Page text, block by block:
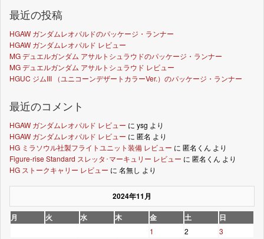
最近の投稿
HGAW ガンダムレオパルドのパッケージ・ランナー
HGAW ガンダムレオパルド レビュー
MG デュエルガンダム アサルトシュラウドのパッケージ・ランナー
MG デュエルガンダム アサルトシュラウド レビュー
HGUC ジムIII （ユニコーンデザートカラーVer.）のパッケージ・ランナー
最近のコメント
HGAW ガンダムレオパルド レビュー に ysg より
HGAW ガンダムレオパルド レビュー に 匿名 より
HG ミラソウル社製フライトユニット装備 レビュー に 匿名くん より
Figure-rise Standard スレッタ･マーキュリー レビュー に 匿名くん より
HG ストークキャリー レビュー に 名無し より
2024年11月
月
火 水 木 金 土 日
1 2
3